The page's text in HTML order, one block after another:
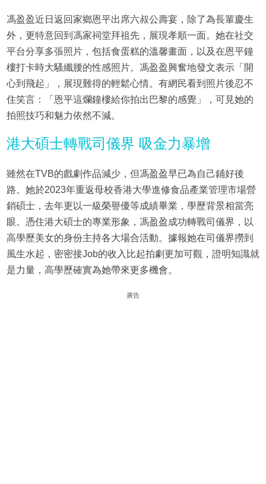
馮盈盈近日返回家鄉恩平出席六叔公壽宴，除了為長輩慶生
外，更特意回到馮家祠堂拜祖先，展現孝順一面。她在社交
平台分享多張照片，包括食蛋糕的溫馨畫面，以及在恩平鐘
樓打卡時大騷纖腰的性感照片。馮盈盈興奮地發文表示「開
心到飛起」，展現難得的輕鬆心情。有網民看到照片後忍不
住笑言：「恩平這爛鐘樓給你拍出巴黎的感覺」，可見她的
拍照技巧和魅力依然不減。
港大碩士轉戰司儀界 吸金力暴增
雖然在TVB的戲劇作品減少，但馮盈盈早已為自己鋪好後
路。她於2023年重返母校香港大學進修食品產業管理市場營
銷碩士，去年更以一級榮譽優等成績畢業，學歷背景相當亮
眼。憑住港大碩士的專業形象，馮盈盈成功轉戰司儀界，以
高學歷美女的身份主持各大場合活動。據報她在司儀界撈到
風生水起，密密接Job的收入比起拍劇更加可觀，證明知識就
是力量，高學歷確實為她帶來更多機會。
廣告